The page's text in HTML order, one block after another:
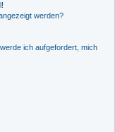
werden?
ich aufgefordert, mich